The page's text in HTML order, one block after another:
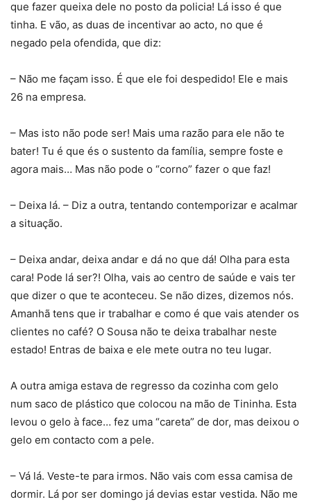
que fazer queixa dele no posto da policia! Lá isso é que
tinha. E vão, as duas de incentivar ao acto, no que é
negado pela ofendida, que diz:
– Não me façam isso. É que ele foi despedido! Ele e mais
26 na empresa.
– Mas isto não pode ser! Mais uma razão para ele não te
bater! Tu é que és o sustento da família, sempre foste e
agora mais… Mas não pode o “corno” fazer o que faz!
– Deixa lá. – Diz a outra, tentando contemporizar e acalmar
a situação.
– Deixa andar, deixa andar e dá no que dá! Olha para esta
cara! Pode lá ser?! Olha, vais ao centro de saúde e vais ter
que dizer o que te aconteceu. Se não dizes, dizemos nós.
Amanhã tens que ir trabalhar e como é que vais atender os
clientes no café? O Sousa não te deixa trabalhar neste
estado! Entras de baixa e ele mete outra no teu lugar.
A outra amiga estava de regresso da cozinha com gelo
num saco de plástico que colocou na mão de Tininha. Esta
levou o gelo à face… fez uma “careta” de dor, mas deixou o
gelo em contacto com a pele.
– Vá lá. Veste-te para irmos. Não vais com essa camisa de
dormir. Lá por ser domingo já devias estar vestida. Não me